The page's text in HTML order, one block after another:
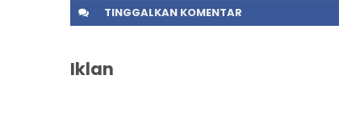
TINGGALKAN KOMENTAR
Iklan